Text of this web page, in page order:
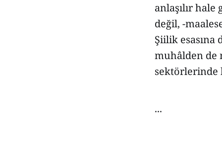
anlaşılır
değil, -
Şiilik
muhâlden de
sektörlerinde
...